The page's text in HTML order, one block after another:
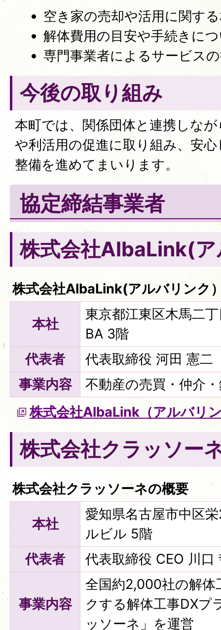
空き家の売却や活用に関す
解体費用の目安や手続きに
専門事業者によるサービス
今後の取り組み
本町では、関係団体と連携しな
や利活用の促進に取り組み、安
整備を進めてまいります。
協定締結事業者
株式会社AlbaLink(ア
株式会社AlbaLink(アルバリンク
本社
東京都江東区木馬二
BA 3階
代表者
代表取締役 河田 憲二
事業内容
不動産の売買・仲介
株式会社AlbaLink（アルバリ
株式会社クラッソー
株式会社クラッソーネの概要
本社
愛知県名古屋市中区
ルビル 5階
代表者
代表取締役 CEO 川口
事業内容
全国約2,000社の解体
クする解体工事DXプ
ッソーネ」を運営